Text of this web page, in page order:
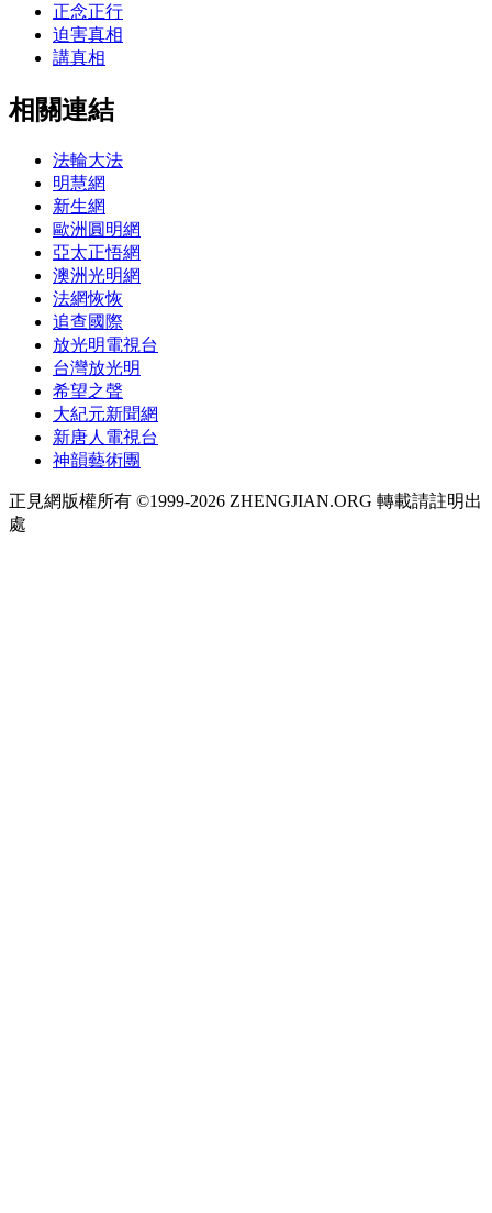
正念正行
迫害真相
講真相
相關連結
法輪大法
明慧網
新生網
歐洲圓明網
亞太正悟網
澳洲光明網
法網恢恢
追查國際
放光明電視台
台灣放光明
希望之聲
大紀元新聞網
新唐人電視台
神韻藝術團
正見網版權所有 ©1999-2026 ZHENGJIAN.ORG 轉載請註明出
處